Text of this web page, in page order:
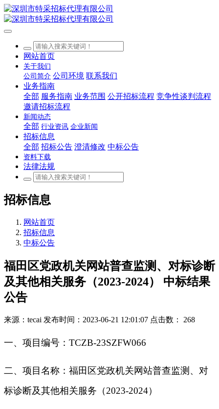
网站首页
关于我们
公司简介 公司环境 联系我们
业务指南
全部 服务指南 业务范围 公开招标流程 竞争性谈判流程
邀请招标流程
新闻动态
全部 行业资讯 企业新闻
招标信息
全部 招标公告 澄清修改 中标公告
资料下载
法律法规
招标信息
网站首页
招标信息
中标公告
福田区党政机关网站普查监测、对标诊断
及其他相关服务（2023-2024） 中标结果
公告
来源：tecai 发布时间：2023-06-21 12:01:07 点击数： 268
一、项目编号：TCZB-23SZFW066
二、项目名称：福田区党政机关网站普查监测、对
标诊断及其他相关服务（2023-2024）